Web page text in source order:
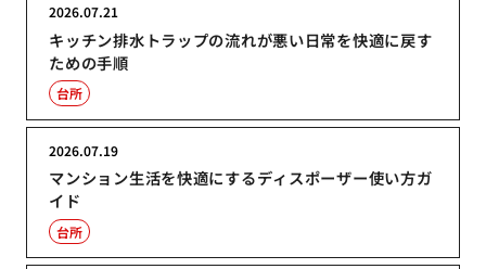
キッチン排水トラップの流れが悪い日常を快適に戻す
ための手順
2026.07.21
台所
マンション生活を快適にするディスポーザー使い方ガ
イド
2026.07.19
台所